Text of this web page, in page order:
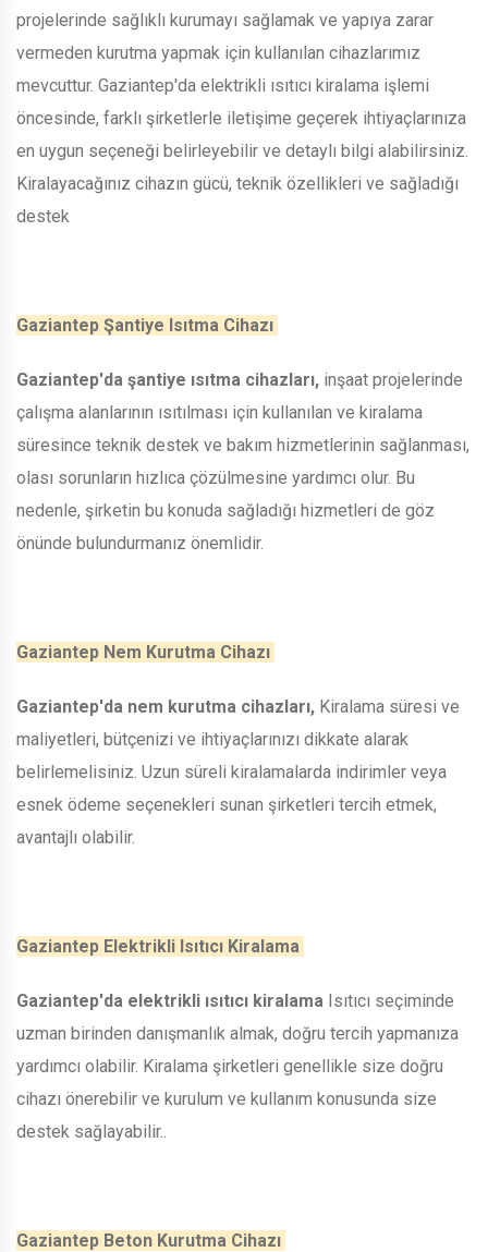
projelerinde sağlıklı kurumayı sağlamak ve yapıya zarar
vermeden kurutma yapmak için kullanılan cihazlarımız
mevcuttur. Gaziantep'da elektrikli ısıtıcı kiralama işlemi
öncesinde, farklı şirketlerle iletişime geçerek ihtiyaçlarınıza
en uygun seçeneği belirleyebilir ve detaylı bilgi alabilirsiniz.
Kiralayacağınız cihazın gücü, teknik özellikleri ve sağladığı
destek
Gaziantep Şantiye Isıtma Cihazı
Gaziantep'da şantiye ısıtma cihazları, inşaat projelerinde
çalışma alanlarının ısıtılması için kullanılan ve kiralama
süresince teknik destek ve bakım hizmetlerinin sağlanması,
olası sorunların hızlıca çözülmesine yardımcı olur. Bu
nedenle, şirketin bu konuda sağladığı hizmetleri de göz
önünde bulundurmanız önemlidir.
Gaziantep Nem Kurutma Cihazı
Gaziantep'da nem kurutma cihazları, Kiralama süresi ve
maliyetleri, bütçenizi ve ihtiyaçlarınızı dikkate alarak
belirlemelisiniz. Uzun süreli kiralamalarda indirimler veya
esnek ödeme seçenekleri sunan şirketleri tercih etmek,
avantajlı olabilir.
Gaziantep Elektrikli Isıtıcı Kiralama
Gaziantep'da elektrikli ısıtıcı kiralama Isıtıcı seçiminde
uzman birinden danışmanlık almak, doğru tercih yapmanıza
yardımcı olabilir. Kiralama şirketleri genellikle size doğru
cihazı önerebilir ve kurulum ve kullanım konusunda size
destek sağlayabilir..
Gaziantep Beton Kurutma Cihazı